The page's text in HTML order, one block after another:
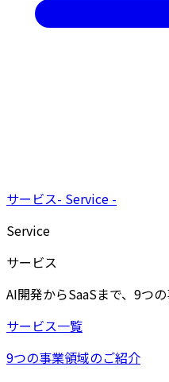
サービス- Service -
Service
サービス
AI開発からSaaSまで、9つ
サービス一覧
9つの事業領域のご紹介